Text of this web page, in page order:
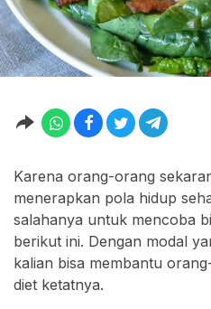
Karena orang-orang
menerapkan pola hidup
salahanya untuk mencoba
berikut ini. Dengan modal
kalian bisa membantu
diet ketatnya.